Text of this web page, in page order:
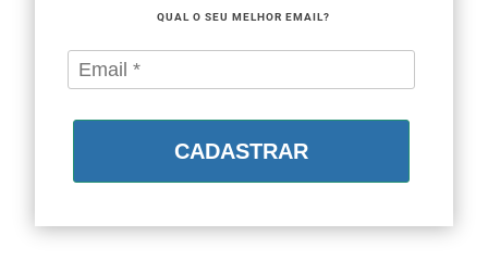
QUAL O SEU MELHOR EMAIL?
CADASTRAR